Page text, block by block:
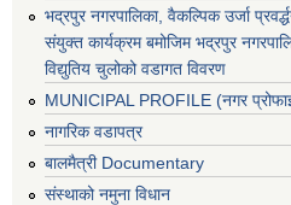
भद्रपुर नगरपालिका, वैकल्पिक उर्जा
संयुक्त कार्यक्रम बमोजिम भद्रपुर
विद्युतिय चुलोको वडागत विवरण
MUNICIPAL PROFILE (नगर
नागरिक वडापत्र
बालमैत्री Documentary
संस्थाको नमुना विधान